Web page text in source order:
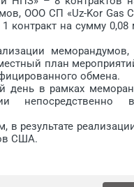
ООО СП «Uz-Kor Gas
1 контракт на сумму
меморандумов,
план
обмена.
в рамках
результате
США.